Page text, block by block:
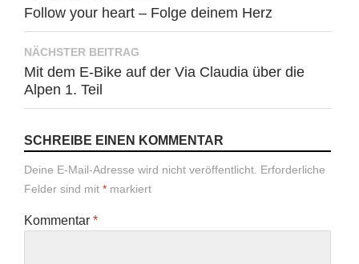
Follow your heart – Folge deinem Herz
NÄCHSTER BEITRAG
Mit dem E-Bike auf der Via Claudia über die
Alpen 1. Teil
SCHREIBE EINEN KOMMENTAR
Deine E-Mail-Adresse wird nicht veröffentlicht. Erforderliche
Felder sind mit * markiert
Kommentar *